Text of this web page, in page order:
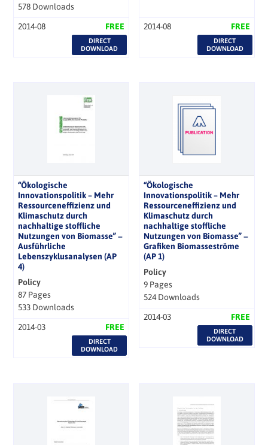
578 Downloads
2014-08 FREE
DIRECT
DOWNLOAD
2014-08 FREE
DIRECT
DOWNLOAD
“Ökologische
Innovationspolitik – Mehr
Ressourceneffizienz und
Klimaschutz durch
nachhaltige stoffliche
Nutzungen von Biomasse” −
Ausführliche
Lebenszyklusanalysen (AP
4)
Policy
87 Pages
533 Downloads
2014-03 FREE
DIRECT
DOWNLOAD
“Ökologische
Innovationspolitik – Mehr
Ressourceneffizienz und
Klimaschutz durch
nachhaltige stoffliche
Nutzungen von Biomasse” −
Grafiken Biomasseströme
(AP 1)
Policy
9 Pages
524 Downloads
2014-03 FREE
DIRECT
DOWNLOAD